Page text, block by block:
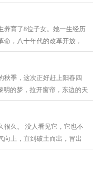
养育了8位子女。她一生经历
，八十年代的改革开放，
秋季，这次正好赶上阳春四
明的梦，拉开窗帘，东边的天
很久。 没人看见它，它也不
向上，直到破土而出，冒出